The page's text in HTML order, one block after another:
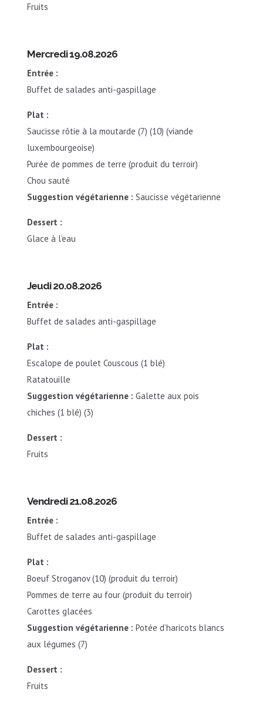
Fruits
Mercredi 19.08.2026
Entrée :
Buffet de salades anti-gaspillage
Plat :
Saucisse rôtie à la moutarde (7) (10) (viande
luxembourgeoise)
Purée de pommes de terre (produit du terroir)
Chou sauté
Suggestion végétarienne : Saucisse végétarienne
Dessert :
Glace à l’eau
Jeudi 20.08.2026
Entrée :
Buffet de salades anti-gaspillage
Plat :
Escalope de poulet Couscous (1 blé)
Ratatouille
Suggestion végétarienne : Galette aux pois
chiches (1 blé) (3)
Dessert :
Fruits
Vendredi 21.08.2026
Entrée :
Buffet de salades anti-gaspillage
Plat :
Boeuf Stroganov (10) (produit du terroir)
Pommes de terre au four (produit du terroir)
Carottes glacées
Suggestion végétarienne : Potée d’haricots blancs
aux légumes (7)
Dessert :
Fruits